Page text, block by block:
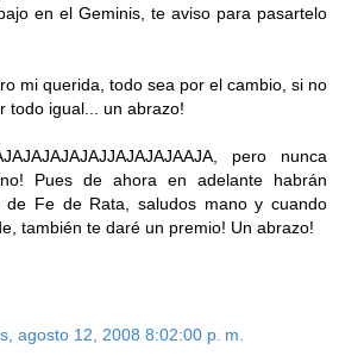
en el Geminis, te aviso para pasartelo
mi querida, todo sea por el cambio, si no
todo igual... un abrazo!
pero nunca
Pues de ahora en adelante habrán
de Fe de Rata, saludos mano y cuando
también te daré un premio! Un abrazo!
agosto 12, 2008 8:02:00 p. m.